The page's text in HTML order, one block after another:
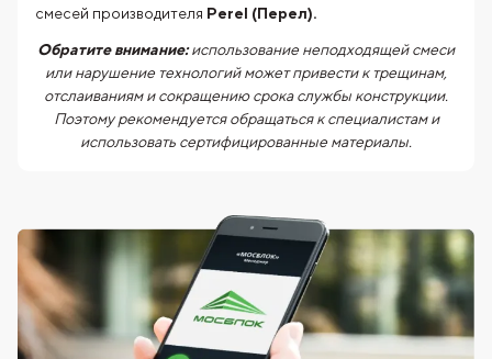
смесей производителя Perel (Перел).
Обратите внимание:использование неподходящей смеси
или нарушение технологий может привести к трещинам,
отслаиваниям и сокращению срока службы конструкции.
Поэтому рекомендуется обращаться к специалистам и
использовать сертифицированные материалы.